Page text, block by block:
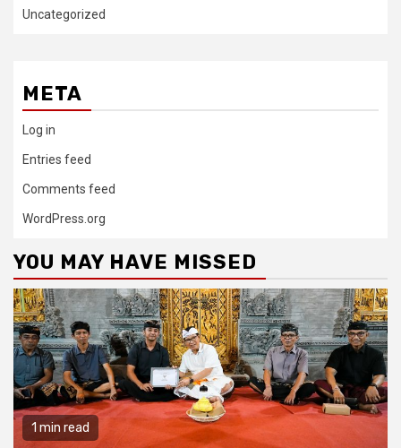
Uncategorized
META
Log in
Entries feed
Comments feed
WordPress.org
YOU MAY HAVE MISSED
1 min read